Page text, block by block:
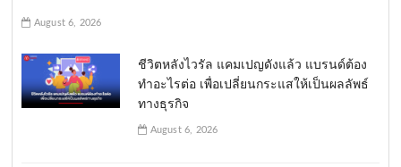
August 6, 2026
ชีวิตหลังไวรัล แคมเปญดังแล้ว แบรนด์ต้อง
ทำอะไรต่อ เพื่อเปลี่ยนกระแสให้เป็นผลลัพธ์
ทางธุรกิจ
August 6, 2026